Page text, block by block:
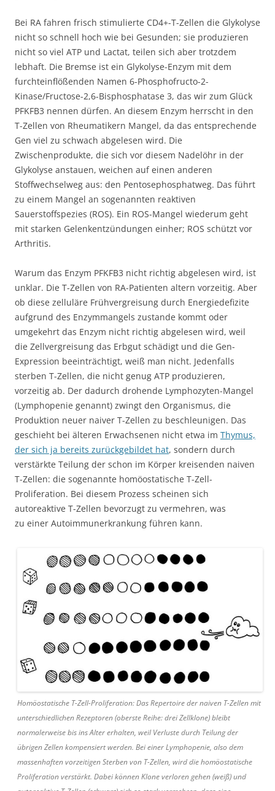
Bei RA fahren frisch stimulierte CD4+-T-Zellen die Glykolyse
nicht so schnell hoch wie bei Gesunden; sie produzieren
nicht so viel ATP und Lactat, teilen sich aber trotzdem
lebhaft. Die Bremse ist ein Glykolyse-Enzym mit dem
furchteinflößenden Namen 6-Phosphofructo-2-
Kinase/Fructose-2,6-Bisphosphatase 3, das wir zum Glück
PFKFB3 nennen dürfen. An diesem Enzym herrscht in den
T-Zellen von Rheumatikern Mangel, da das entsprechende
Gen viel zu schwach abgelesen wird. Die
Zwischenprodukte, die sich vor diesem Nadelöhr in der
Glykolyse anstauen, weichen auf einen anderen
Stoffwechselweg aus: den Pentosephosphatweg. Das führt
zu einem Mangel an sogenannten reaktiven
Sauerstoffspezies (ROS). Ein ROS-Mangel wiederum geht
mit starken Gelenkentzündungen einher; ROS schützt vor
Arthritis.
Warum das Enzym PFKFB3 nicht richtig abgelesen wird, ist
unklar. Die T-Zellen von RA-Patienten altern vorzeitig. Aber
ob diese zelluläre Frühvergreisung durch Energiedefizite
aufgrund des Enzymmangels zustande kommt oder
umgekehrt das Enzym nicht richtig abgelesen wird, weil
die Zellvergreisung das Erbgut schädigt und die Gen-
Expression beeinträchtigt, weiß man nicht. Jedenfalls
sterben T-Zellen, die nicht genug ATP produzieren,
vorzeitig ab. Der dadurch drohende Lymphozyten-Mangel
(Lymphopenie genannt) zwingt den Organismus, die
Produktion neuer naiver T-Zellen zu beschleunigen. Das
geschieht bei älteren Erwachsenen nicht etwa im Thymus,
der sich ja bereits zurückgebildet hat, sondern durch
verstärkte Teilung der schon im Körper kreisenden naiven
T-Zellen: die sogenannte homöostatische T-Zell-
Proliferation. Bei diesem Prozess scheinen sich
autoreaktive T-Zellen bevorzugt zu vermehren, was
zu einer Autoimmunerkrankung führen kann.
Homöostatische T-Zell-Proliferation: Das Repertoire der naiven T-Zellen mit
unterschiedlichen Rezeptoren (oberste Reihe: drei Zellklone) bleibt
normalerweise bis ins Alter erhalten, weil Verluste durch Teilung der
übrigen Zellen kompensiert werden. Bei einer Lymphopenie, also dem
massenhaften vorzeitigen Sterben von T-Zellen, wird die homöostatische
Proliferation verstärkt. Dabei können Klone verloren gehen (weiß) und